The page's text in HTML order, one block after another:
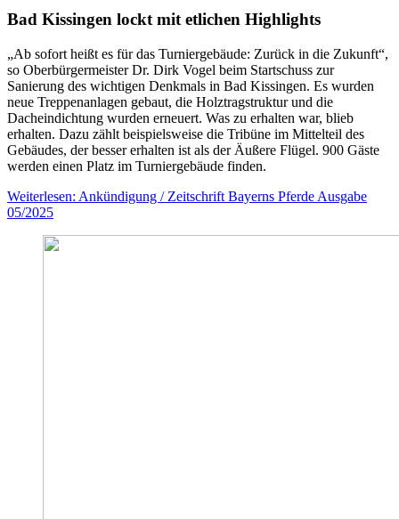
Bad Kissingen lockt mit etlichen Highlights
„Ab sofort heißt es für das Turniergebäude: Zurück in die Zukunft“,
so Oberbürgermeister Dr. Dirk Vogel beim Startschuss zur
Sanierung des wichtigen Denkmals in Bad Kissingen. Es wurden
neue Treppenanlagen gebaut, die Holztragstruktur und die
Dacheindichtung wurden erneuert. Was zu erhalten war, blieb
erhalten. Dazu zählt beispielsweise die Tribüne im Mittelteil des
Gebäudes, der besser erhalten ist als der Äußere Flügel. 900 Gäste
werden einen Platz im Turniergebäude finden.
Weiterlesen: Ankündigung / Zeitschrift Bayerns Pferde Ausgabe
05/2025